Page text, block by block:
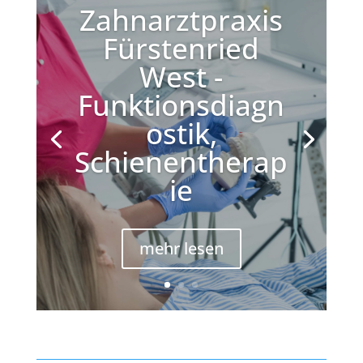
Zahnarztpraxis
Fürstenried
West -
Funktionsdiagn
ostik,
Schienentherap
ie
mehr lesen